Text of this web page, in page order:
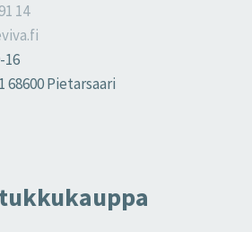
14
16
68600 Pietarsaari